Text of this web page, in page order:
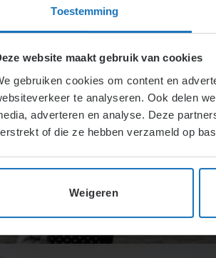
Toestemming
website maakt gebruik van cookies
gebruiken cookies om content en
te analyseren. Ook delen
adverteren en analyse. Deze
of die ze hebben verzameld op
Weigeren